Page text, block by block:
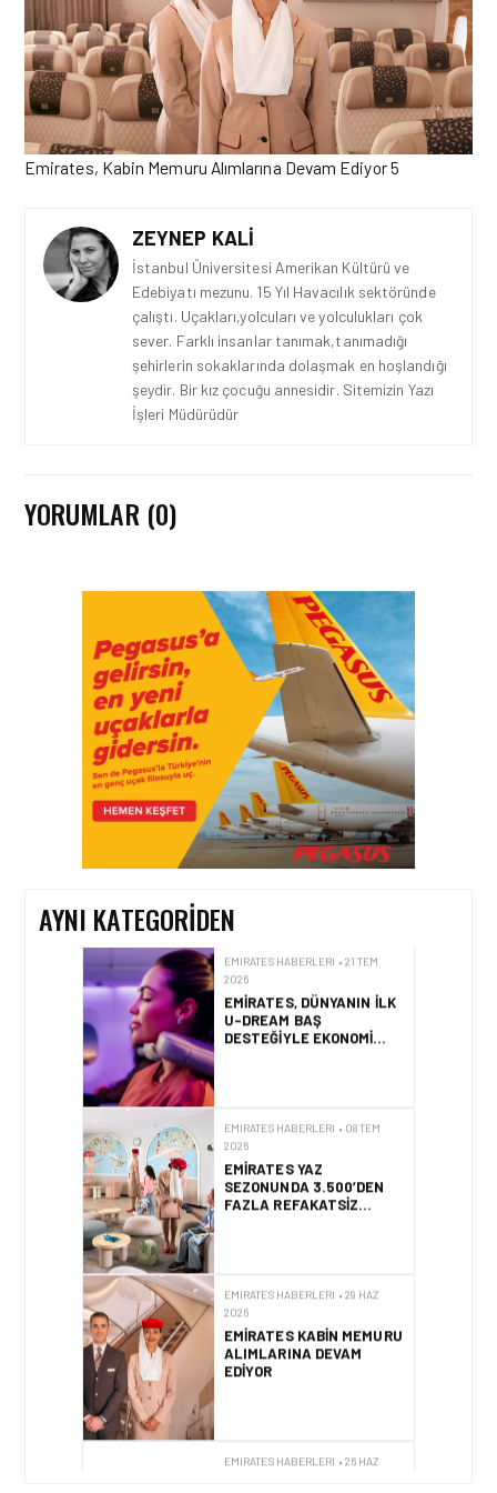
Emirates, Kabin Memuru Alımlarına Devam Ediyor 5
ZEYNEP KALI
İstanbul Üniversitesi Amerikan Kültürü ve
Edebiyatı mezunu. 15 Yıl Havacılık sektöründe
çalıştı. Uçakları,yolcuları ve yolculukları çok
sever. Farklı insanlar tanımak,tanımadığı
şehirlerin sokaklarında dolaşmak en hoşlandığı
şeydir. Bir kız çocuğu annesidir. Sitemizin Yazı
İşleri Müdürüdür
YORUMLAR (0)
AYNI KATEGORIDEN
EMIRATES HABERLERI • 31 TEM
2026
EMIRATES TÜRKIYE’DEKI
39. YILINI KUTLUYOR!
EMIRATES HABERLERI • 29 TEM
EMIRATES SKYWARDS
ÜYELERI ARTIK
AVRUPA’DA 12 BINDEN
FAZLA TREN
KULLANARAK SEYAHAT
EDEBILECEK
2026
EMIRATES, DÜNYANIN ILK
U-DREAM BAŞ
DESTEĞIYLE EKONOMI
SINIFI YOLCULUKLARINI
2026
EMIRATES YAZ
SEZONUNDA 3.500’DEN
FAZLA REFAKATSIZ
ÇOCUĞU GÜVENLE
2026
EMIRATES KABIN MEMURU
ALIMLARINA DEVAM
EDIYOR
2026